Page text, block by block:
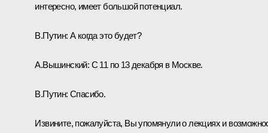
интересно, имеет большой потенциал.
В.Путин: А когда это будет?
А.Вышинский: С 11 по 13 декабря в Москве.
В.Путин: Спасибо.
Извините, пожалуйста, Вы упомянули о лекциях и